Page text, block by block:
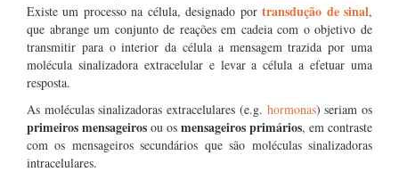
Existe um processo na célula, designado portransdução de sinal,
que abrange um conjunto de reações em cadeia com o objetivo de
transmitir para o interior da célula a mensagem trazida por uma
molécula sinalizadora extracelular e levar a célula a efetuar uma
resposta.
As moléculas sinalizadoras extracelulares (e.g. hormonas) seriam os
primeiros mensageiros ou os mensageiros primários, em contraste
com os mensageiros secundários que são moléculas sinalizadoras
intracelulares.